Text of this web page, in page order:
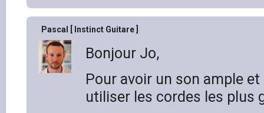
Pascal [ Instinct Guitare ]
Bonjour Jo,
Pour avoir un son ample
utiliser les cordes les plus